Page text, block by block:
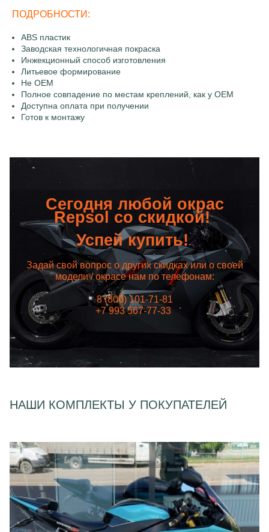
ПОДРОБНОСТИ:
ABS пластик
Заводская технологичная покраска
Инжекционный способ изготовления
Литьевое формирование
Не OEM
Полное совпадение по местам креплений, как у OEM
Доступна оплата при получении
Готов к монтажу
Сегодня любой окрас
Repsol со скидкой!
Успей купить!
Задай свой вопрос о других скидках или о своей
модели / окрасе нам по телефонам:
8 (800) 101-71-81
+7 993 567-77-33
НАШИ КОМПЛЕКТЫ У ПОКУПАТЕЛЕЙ